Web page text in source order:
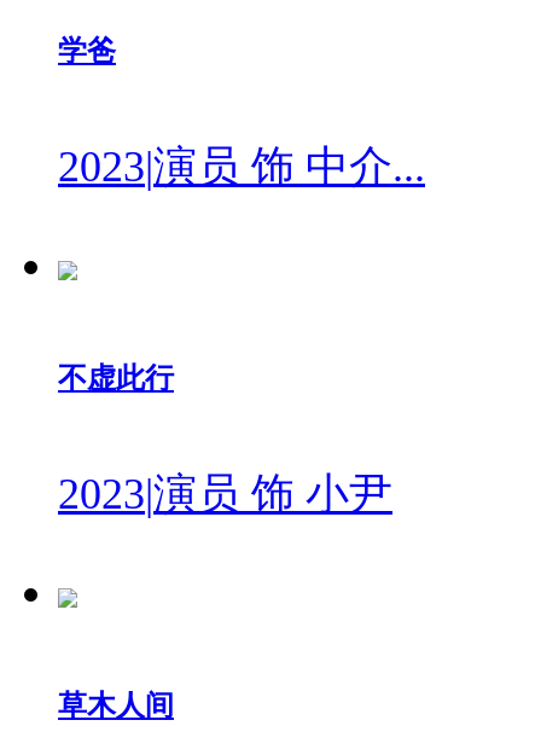
学爸
2023|演员 饰 中介...
不虚此行
2023|演员 饰 小尹
草木人间